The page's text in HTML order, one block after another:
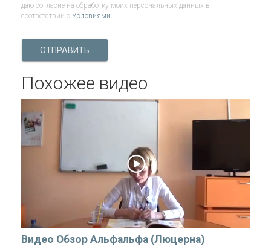
даю согласие на обработку моих персональных данных в
соответствии с Условиями.
ОТПРАВИТЬ
Похожее видео
Видео Обзор Альфальфа (Люцерна)